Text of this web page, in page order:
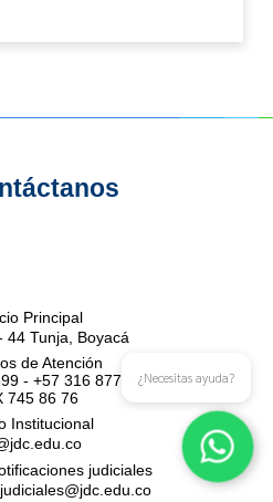
Principal
44 Tunja, Boyacá
de Atención
- +57 316 877 1852
745 86 76
Institucional
judiciales
¿Necesitas ayuda?